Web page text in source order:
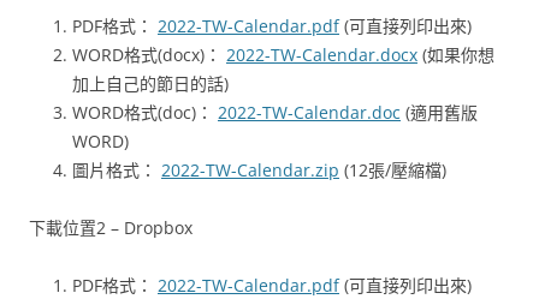
PDF格式： 2022-TW-Calendar.pdf(可直接列印出來)
WORD格式(docx)： 2022-TW-Calendar.docx (如果你想
加上自己的節日的話)
WORD格式(doc)： 2022-TW-Calendar.doc (適用舊版
WORD)
圖片格式： 2022-TW-Calendar.zip (12張/壓縮檔)
下載位置2 – Dropbox
PDF格式： 2022-TW-Calendar.pdf(可直接列印出來)